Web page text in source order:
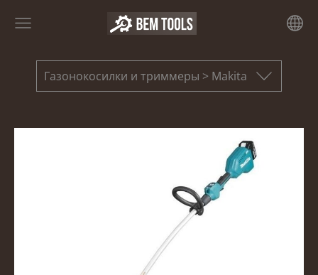
Газонокосилки и триммеры > Makita